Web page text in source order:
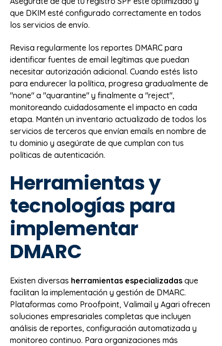
que DKIM esté configurado correctamente en todos
los servicios de envío.
Revisa regularmente los reportes DMARC para
identificar fuentes de email legítimas que puedan
necesitar autorización adicional. Cuando estés listo
para endurecer la política, progresa gradualmente de
"none" a "quarantine" y finalmente a "reject",
monitoreando cuidadosamente el impacto en cada
etapa. Mantén un inventario actualizado de todos los
servicios de terceros que envían emails en nombre de
tu dominio y asegúrate de que cumplan con tus
políticas de autenticación.
Herramientas y
tecnologías para
implementar
DMARC
Existen diversas herramientas especializadas que
facilitan la implementación y gestión de DMARC.
Plataformas como Proofpoint, Valimail y Agari ofrecen
soluciones empresariales completas que incluyen
análisis de reportes, configuración automatizada y
monitoreo continuo. Para organizaciones más